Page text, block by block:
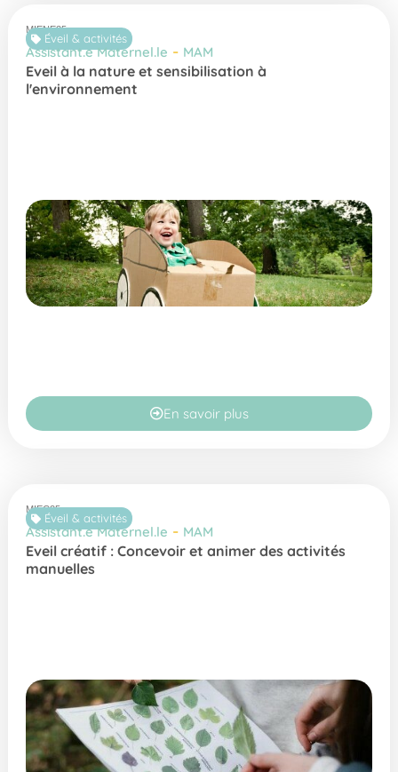
MIENE25
Éveil & activités
Assistant.e Maternel.le - MAM
Eveil à la nature et sensibilisation à
l'environnement
En savoir plus
MIEC25
Éveil & activités
Assistant.e Maternel.le - MAM
Eveil créatif : Concevoir et animer des activités
manuelles